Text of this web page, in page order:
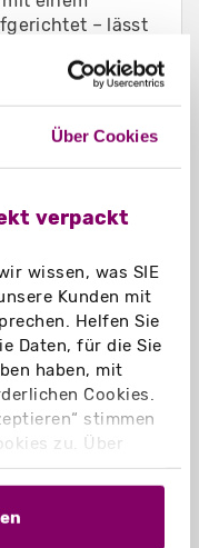
Über Cookies
verpackt
wissen, was SIE
Kunden mit
Helfen Sie
Daten, für die Sie
haben, mit
Cookies.
stimmen
zu. Über
welche
Sie unser
– lässt
und kann
Aufbau
wir Ihnen
sehen jeweils
und den
wir Ihnen
und